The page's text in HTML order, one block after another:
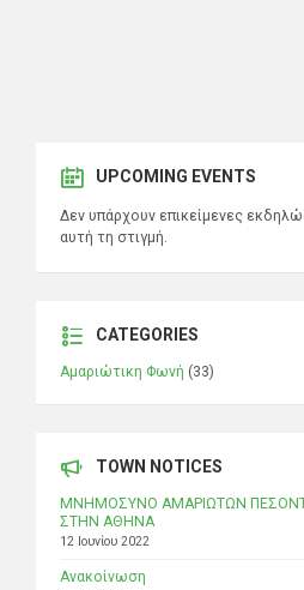
UPCOMING EVENTS
Δεν υπάρχουν επικείμενες
αυτή τη στιγμή.
CATEGORIES
Αμαριώτικη Φωνή (33)
TOWN NOTICES
ΜΝΗΜΟΣΥΝΟ ΑΜΑΡΙΩΤΩΝ
ΣΤΗΝ ΑΘΗΝΑ
12 Ιουνίου 2022
Ανακοίνωση